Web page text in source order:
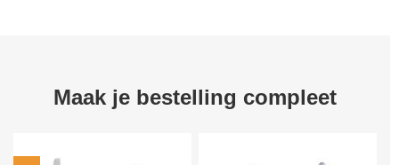
Maak je bestelling compleet